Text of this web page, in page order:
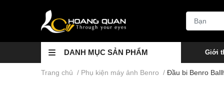
DANH MỤC SẢN PHẨM Giới
Trang chủ / Phụ kiện máy ảnh Benro / Đầu bi Benro